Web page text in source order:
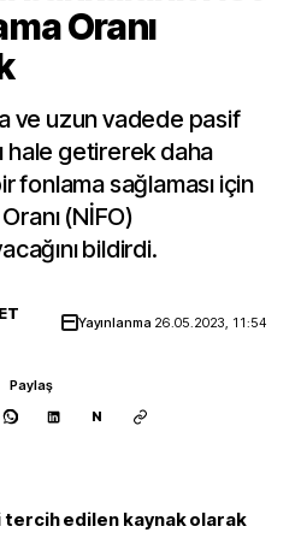
Oranı
ve uzun vadede pasif
hale getirerek daha
fonlama sağlaması için
(NİFO)
bildirdi.
Yayınlanma 26.05.2023, 11:54
Paylaş
N
edilen kaynak olarak